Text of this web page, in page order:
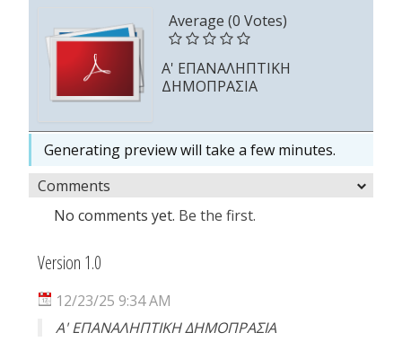
Average (0 Votes)
Α' ΕΠΑΝΑΛΗΠΤΙΚΗ
ΔΗΜΟΠΡΑΣΙΑ
Generating preview will take a few minutes.
Comments
No comments yet. Be the first.
Version 1.0
12/23/25 9:34 AM
Α' ΕΠΑΝΑΛΗΠΤΙΚΗ ΔΗΜΟΠΡΑΣΙΑ